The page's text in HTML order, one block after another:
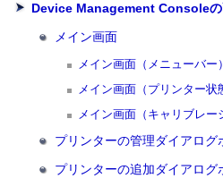
Device Management Consoleの
メイン画面
メイン画面（メニューバー）
メイン画面（プリンター状
メイン画面（キャリブレー
プリンターの管理ダイアログ
プリンターの追加ダイアログ